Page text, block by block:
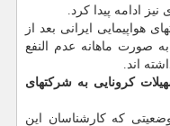
ادامه پیدا کرد.
هواپیمایی ایرانی بعد از
صورت ماهانه عدم النفع
اند.
تومان تسهیلات کرونایی به شرکتهای
که کارشناسان این